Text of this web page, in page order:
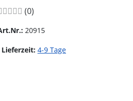
(0Bewertungen
)
20915
Lieferzeit: 4-9 Tage